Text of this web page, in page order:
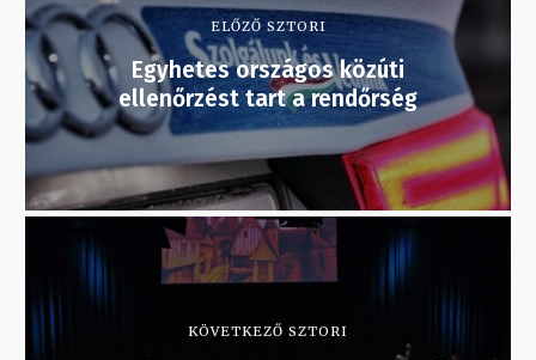
ELŐZŐ SZTORI
Egyhetes országos közúti
ellenőrzést tart a rendőrség
KÖVETKEZŐ SZTORI